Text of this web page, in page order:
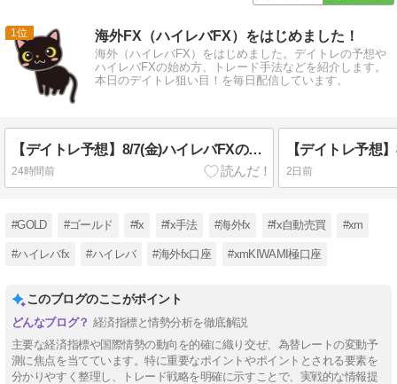
1 海外FX（ハイレバFX）をはじめました！
海外（ハイレバFX）をはじめました。デイトレの予想や
ハイレバFXの始め方、トレード手法などを紹介します。
本日のデイトレ狙い目！を毎日配信しています。
【デイトレ予想】8/7(金)ハイレバFXの狙い目！
24時間前 2日前
#GOLD #ゴールド #fx #fx手法 #海外fx #fx自動売買 #xm
#ハイレバfx #ハイレバ #海外fx口座 #xmKIWAMI極口座
このブログのここがポイント
経済指標と情勢分析を徹底解説
主要な経済指標や国際情勢の動向を的確に織り交ぜ、為替レートの変動予
測に焦点を当てています。特に重要なポイントやポイントとされる要素を
分かりやすく整理し、トレード戦略を明確に示すことで、実戦的な情報提